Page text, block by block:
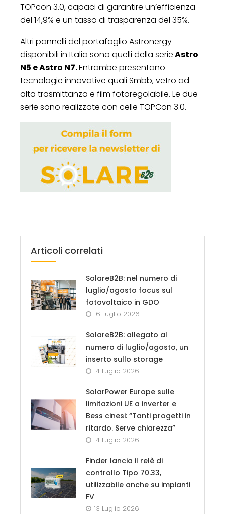
TOPcon 3.0, capaci di garantire un’efficienza
del 14,9% e un tasso di trasparenza del 35%.
Altri pannelli del portafoglio Astronergy
disponibili in Italia sono quelli della serieAstro
N5 e Astro N7.Entrambe presentano
tecnologie innovative quali Smbb, vetro ad
alta trasmittanza e film fotoregolabile. Le due
serie sono realizzate con celle TOPCon 3.0.
Articoli correlati
SolareB2B: nel numero di
luglio/agosto focus sul
fotovoltaico in GDO
16 Luglio 2026
SolareB2B: allegato al
numero di luglio/agosto, un
inserto sullo storage
14 Luglio 2026
SolarPower Europe sulle
limitazioni UE a inverter e
Bess cinesi: “Tanti progetti in
ritardo. Serve chiarezza”
14 Luglio 2026
Finder lancia il relè di
controllo Tipo 70.33,
utilizzabile anche su impianti
FV
13 Luglio 2026